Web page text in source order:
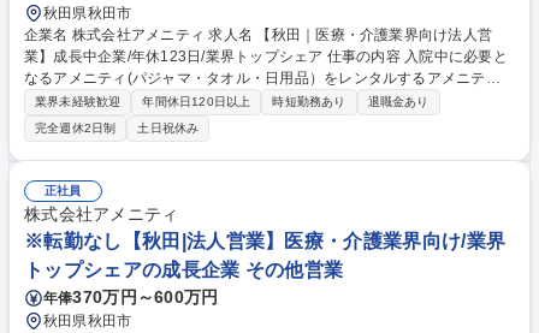
秋田県秋田市
企業名 株式会社アメニティ 求人名 【秋田｜医療・介護業界向け法人営
業】成長中企業/年休123日/業界トップシェア 仕事の内容 入院中に必要と
なるアメニティ(パジャマ・タオル・日用品）をレンタルするアメニティ
サポートシステムを提供している当社にて、病院・介護施設向けの提案営
業をお任せ致します。 アメニティのレンタルサービスの提案だけでなく、
人材派遣・紹介等幅広く事業展開しているため、多角的に提案ができるこ
ともポイントの一つです。社会貢献性も高く、今後の高齢化社会において
成長が見込める産業です。 また、病院や介護施設の業務軽減に貢献する事
で、患者様、利用者様へのサービス向上に直結する為、大変やりがいのあ
るお仕事です。 ★2007年の設立以来、従業員数2,600名を超える企業に成
長した優良企業！ 募集職種 【秋田｜医療・介護業界向け法人営業】成長
中企業/年休123日/業界トップシェア
業界未経験歓迎 年間休日120日以上 時短勤務あり
退職金あり
完全週休2日制
土日祝休み
正社員
株式会社アメニティ
※転勤なし【秋田|法人営業】医療・介護業界向け/業界
トップシェアの成長企業 その他営業
年俸370万円～600万円
秋田県秋田市